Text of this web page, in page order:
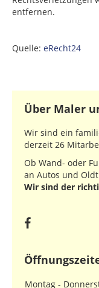
entfernen.
Quelle: eRecht24
Über Maler
Wir sind ein
derzeit 26
Ob Wand- oder
an Autos und
Wir sind der
Montag -